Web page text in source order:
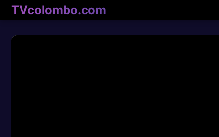
TVcolombo.com